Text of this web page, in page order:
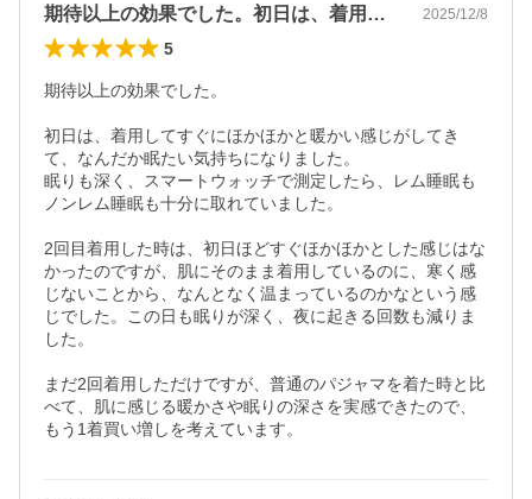
期待以上の効果でした。初日は、着用して… 2025/12/8
5
期待以上の効果でした。
初日は、着用してすぐにほかほかと暖かい感じがしてき
て、なんだか眠たい気持ちになりました。
眠りも深く、スマートウォッチで測定したら、レム睡眠も
ノンレム睡眠も十分に取れていました。
2回目着用した時は、初日ほどすぐほかほかとした感じはな
かったのですが、肌にそのまま着用しているのに、寒く感
じないことから、なんとなく温まっているのかなという感
じでした。この日も眠りが深く、夜に起きる回数も減りま
した。
まだ2回着用しただけですが、普通のパジャマを着た時と比
べて、肌に感じる暖かさや眠りの深さを実感できたので、
もう1着買い増しを考えています。